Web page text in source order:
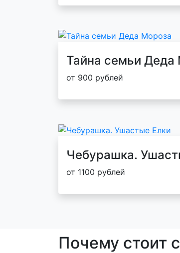
Тайна семьи Деда
от 900 рублей
Чебурашка.
от 1100 рублей
Почему стоит